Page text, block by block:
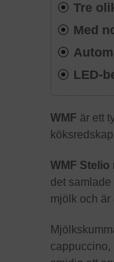
Tre
Med
LED-
WMF är ett
WMF
det
mjölk och är
cappuccino,